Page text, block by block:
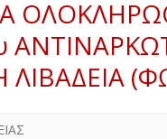
Δ. ΣΚΥΡΟΥ
Δ. ΜΩΛΟΥ-ΑΓ.ΚΩΝ/ΝΟΥ
Δ. ΣΤΥΛΙΔΑΣ
ΠΕΡΙΒΑΛΛΟΝ
ΕΠΙΣΤΗΜΗ
ΠΟΛΙΤΙΣΜΟΣ